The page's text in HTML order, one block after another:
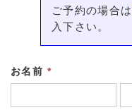
ご予約の場合は
入下さい。
お名前 *